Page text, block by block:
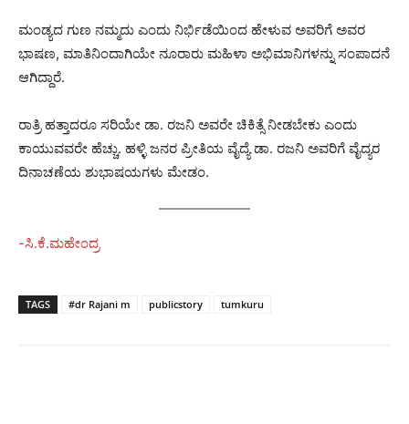
ಮಂಡ್ಯದ ಗುಣ ನಮ್ಮದು ಎಂದು ನಿರ್ಭಿಡೆಯಿಂದ ಹೇಳುವ ಅವರಿಗೆ ಅವರ
ಭಾಷಣ, ಮಾತಿನಿಂದಾಗಿಯೇ ನೂರಾರು ಮಹಿಳಾ ಅಭಿಮಾನಿಗಳನ್ನು ಸಂಪಾದನೆ
ಆಗಿದ್ದಾರೆ.
ರಾತ್ರಿ ಹತ್ತಾದರೂ ಸರಿಯೇ ಡಾ. ರಜನಿ ಅವರೇ ಚಿಕಿತ್ಸೆ ನೀಡಬೇಕು ಎಂದು
ಕಾಯುವವರೇ ಹೆಚ್ಚು. ಹಳ್ಳಿ ಜನರ ಪ್ರೀತಿಯ ವೈದ್ಯೆ ಡಾ. ರಜನಿ ಅವರಿಗೆ ವೈದ್ಯರ
ದಿನಾಚಣೆಯ ಶುಭಾಷಯಗಳು ಮೇಡಂ.
-ಸಿ.ಕೆ.ಮಹೇಂದ್ರ
TAGS #dr Rajani m publicstory tumkuru